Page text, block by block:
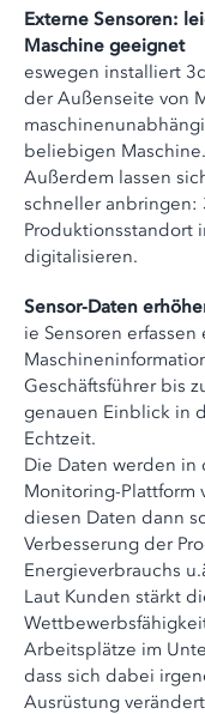
Externe Sensoren:
Maschine geeignet
eswegen installiert
der Außenseite von
beliebigen Maschine.
Außerdem lassen
schneller anbringen:
Produktionsstandort
digitalisieren.
Sensor-Daten
ie Sensoren
Geschäftsführer bis
genauen Einblick in
Echtzeit.
Die Daten werden in
Monitoring-Plattform
diesen Daten dann
Verbesserung der
Energieverbrauchs
Laut Kunden stärkt
Arbeitsplätze im
dass sich dabei
Ausrüstung